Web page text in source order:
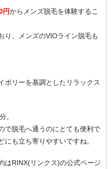
円からメンズ脱毛を体験するこ
り、メンズのVIOライン脱毛も
ボリーを基調としたリラックス
。
で脱毛へ通うのにとても便利で
も立ち寄りやすいですね。
はRINX(リンクス)の公式ページ